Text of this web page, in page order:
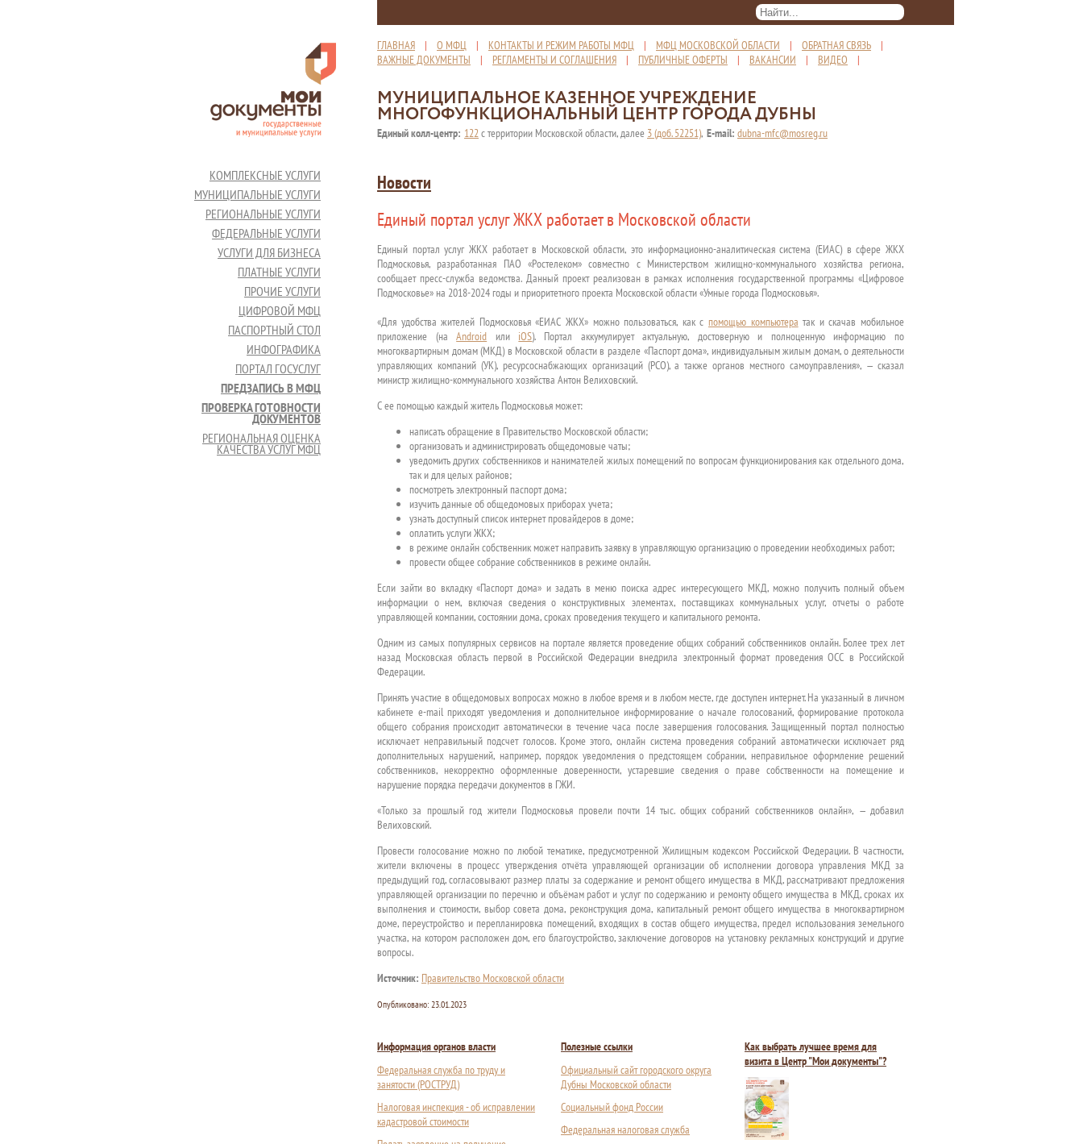
ГЛАВНАЯ | О МФЦ | КОНТАКТЫ И РЕЖИМ РАБОТЫ МФЦ | МФЦ МОСКОВСКОЙ ОБЛАСТИ | ОБРАТНАЯ СВЯЗЬ |
ВАЖНЫЕ ДОКУМЕНТЫ | РЕГЛАМЕНТЫ И СОГЛАШЕНИЯ | ПУБЛИЧНЫЕ ОФЕРТЫ | ВАКАНСИИ | ВИДЕО |
МУНИЦИПАЛЬНОЕ КАЗЕННОЕ УЧРЕЖДЕНИЕ
МНОГОФУНКЦИОНАЛЬНЫЙ ЦЕНТР ГОРОДА ДУБНЫ
Единый колл-центр: 122с территории Московской области, далее 3 (доб. 52251), E-mail: dubna-mfc@mosreg.ru
КОМПЛЕКСНЫЕ УСЛУГИ
МУНИЦИПАЛЬНЫЕ УСЛУГИ
РЕГИОНАЛЬНЫЕ УСЛУГИ
ФЕДЕРАЛЬНЫЕ УСЛУГИ
УСЛУГИ ДЛЯ БИЗНЕСА
ПЛАТНЫЕ УСЛУГИ
ПРОЧИЕ УСЛУГИ
ЦИФРОВОЙ МФЦ
ПАСПОРТНЫЙ СТОЛ
ИНФОГРАФИКА
ПОРТАЛ ГОСУСЛУГ
ПРЕДЗАПИСЬ В МФЦ
ПРОВЕРКА ГОТОВНОСТИ
ДОКУМЕНТОВ
РЕГИОНАЛЬНАЯ ОЦЕНКА
КАЧЕСТВА УСЛУГ МФЦ
Новости
Единый портал услуг ЖКХ работает в Московской области
Единый портал услуг ЖКХ работает в Московской области, это информационно-аналитическая система (ЕИАС) в сфере ЖКХ
Подмосковья, разработанная ПАО «Ростелеком» совместно с Министерством жилищно-коммунального хозяйства региона,
сообщает пресс-служба ведомства. Данный проект реализован в рамках исполнения государственной программы «Цифровое
Подмосковье» на 2018-2024 годы и приоритетного проекта Московской области «Умные города Подмосковья».
«Для удобства жителей Подмосковья «ЕИАС ЖКХ» можно пользоваться, как с помощью компьютера так и скачав мобильное
приложение (наAndroid или iOS). Портал аккумулирует актуальную, достоверную и полноценную информацию по
многоквартирным домам (МКД) в Московской области в разделе «Паспорт дома», индивидуальным жилым домам, о деятельности
управляющих компаний (УК), ресурсоснабжающих организаций (РСО), а также органов местного самоуправления», — сказал
министр жилищно-коммунального хозяйства Антон Велиховский.
С ее помощью каждый житель Подмосковья может:
написать обращение в Правительство Московской области;
организовать и администрировать общедомовые чаты;
уведомить других собственников и нанимателей жилых помещений по вопросам функционирования как отдельного дома,
так и для целых районов;
посмотреть электронный паспорт дома;
изучить данные об общедомовых приборах учета;
узнать доступный список интернет провайдеров в доме;
оплатить услуги ЖКХ;
в режиме онлайн собственник может направить заявку в управляющую организацию о проведении необходимых работ;
провести общее собрание собственников в режиме онлайн.
Если зайти во вкладку «Паспорт дома» и задать в меню поиска адрес интересующего МКД, можно получить полный объем
информации о нем, включая сведения о конструктивных элементах, поставщиках коммунальных услуг, отчеты о работе
управляющей компании, состоянии дома, сроках проведения текущего и капитального ремонта.
Одним из самых популярных сервисов на портале является проведение общих собраний собственников онлайн. Более трех лет
назад Московская область первой в Российской Федерации внедрила электронный формат проведения ОСС в Российской
Федерации.
Принять участие в общедомовых вопросах можно в любое время и в любом месте, где доступен интернет. На указанный в личном
кабинете e-mail приходят уведомления и дополнительное информирование о начале голосований, формирование протокола
общего собрания происходит автоматически в течение часа после завершения голосования. Защищенный портал полностью
исключает неправильный подсчет голосов. Кроме этого, онлайн система проведения собраний автоматически исключает ряд
дополнительных нарушений, например, порядок уведомления о предстоящем собрании, неправильное оформление решений
собственников, некорректно оформленные доверенности, устаревшие сведения о праве собственности на помещение и
нарушение порядка передачи документов в ГЖИ.
«Только за прошлый год жители Подмосковья провели почти 14 тыс. общих собраний собственников онлайн», — добавил
Велиховский.
Провести голосование можно по любой тематике, предусмотренной Жилищным кодексом Российской Федерации. В частности,
жители включены в процесс утверждения отчёта управляющей организации об исполнении договора управления МКД за
предыдущий год, согласовывают размер платы за содержание и ремонт общего имущества в МКД, рассматривают предложения
управляющей организации по перечню и объёмам работ и услуг по содержанию и ремонту общего имущества в МКД, сроках их
выполнения и стоимости, выбор совета дома, реконструкция дома, капитальный ремонт общего имущества в многоквартирном
доме, переустройство и перепланировка помещений, входящих в состав общего имущества, предел использования земельного
участка, на котором расположен дом, его благоустройство, заключение договоров на установку рекламных конструкций и другие
вопросы.
Источник: Правительство Московской области
Опубликовано: 23.01.2023
Информация органов власти
Федеральная служба по труду и
занятости (РОСТРУД)
Налоговая инспекция - об исправлении
кадастровой стоимости
Полезные ссылки
Официальный сайт городского округа
Дубны Московской области
Социальный фонд России
Федеральная налоговая служба
Как выбрать лучшее время для
визита в Центр "Мои документы"?